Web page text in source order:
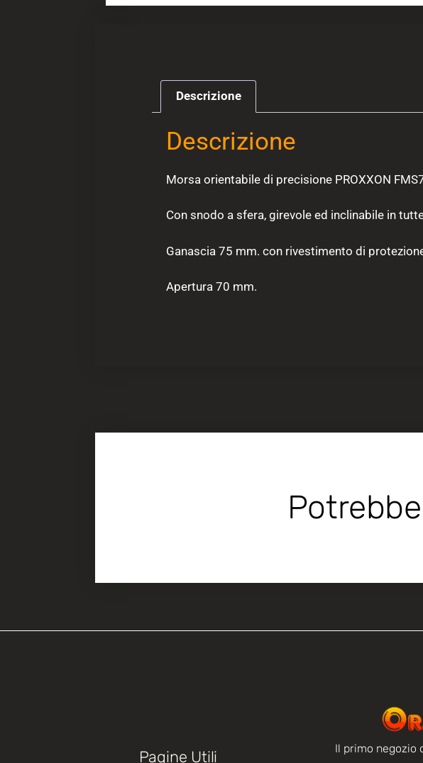
Descrizione
Descrizione
Morsa orientabile di precisione PROXXON
Con snodo a sfera, girevole ed inclinabile in
Ganascia 75 mm. con rivestimento di
Apertura 70 mm.
Pagine Utili
Il primo negozio